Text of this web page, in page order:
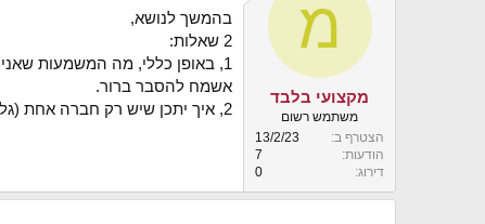
i
o
s
:
מ
מקצועי בלבד
משתמש רשום
הצטרף ב
13/2/23
הודעות
7
דירוג
0
בהמשך לנושא,
2 שאלות:
1, באופן כללי, מה המשמעות שאני משקיע דרך גלובל נט וגם שרך הבנק או IBI או כל חברה ארחת, כלומר מדוע אני צריך את שניהם, מה התפקיד של כל אחד?
אשמח להסבר ברור.
2, איך יתכן שיש רק חברה אחת (גלובל נט) שנותנת לעבור לIRA בסכום כ"כ קטן? למה אין בזה שום תחרות?